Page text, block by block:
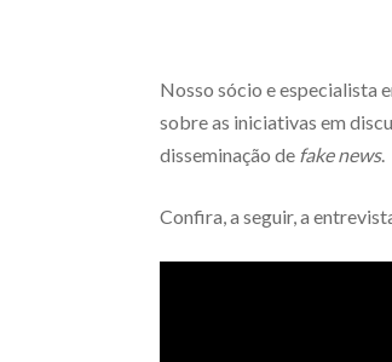
Nosso sócio e especialista
sobre as iniciativas em
disseminação de fake news.
Confira, a seguir, a